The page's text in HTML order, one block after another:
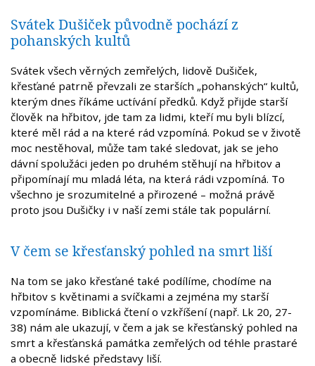
Svátek Dušiček původně pochází z
pohanských kultů
Svátek všech věrných zemřelých, lidově Dušiček,
křesťané patrně převzali ze starších „pohanských“ kultů,
kterým dnes říkáme uctívání předků. Když přijde starší
člověk na hřbitov, jde tam za lidmi, kteří mu byli blízcí,
které měl rád a na které rád vzpomíná. Pokud se v životě
moc nestěhoval, může tam také sledovat, jak se jeho
dávní spolužáci jeden po druhém stěhují na hřbitov a
připomínají mu mladá léta, na která rádi vzpomíná. To
všechno je srozumitelné a přirozené – možná právě
proto jsou Dušičky i v naší zemi stále tak populární.
V čem se křesťanský pohled na smrt liší
Na tom se jako křesťané také podílíme, chodíme na
hřbitov s květinami a svíčkami a zejména my starší
vzpomínáme. Biblická čtení o vzkříšení (např. Lk 20, 27-
38) nám ale ukazují, v čem a jak se křesťanský pohled na
smrt a křesťanská památka zemřelých od téhle prastaré
a obecně lidské představy liší.